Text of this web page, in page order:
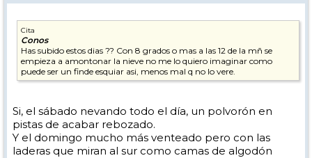
Cita
Conos
Has subido estos dias ?? Con 8 grados o mas a las 12 de la mñ se
empieza a amontonar la nieve no me lo quiero imaginar como
puede ser un finde esquiar asi, menos mal q no lo vere.
Si, el sábado nevando todo el día, un polvorón en
pistas de acabar rebozado.
Y el domingo mucho más venteado pero con las
laderas que miran al sur como camas de algodón